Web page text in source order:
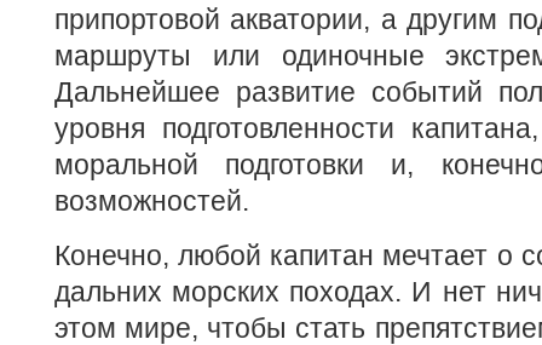
припортовой акватории, а другим
маршруты или одиночные
Дальнейшее развитие событий
уровня подготовленности
моральной подготовки и,
возможностей.
Конечно, любой капитан мечтает о
дальних морских походах. И нет
этом мире, чтобы стать